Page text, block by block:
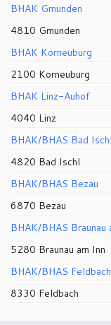
BHAK Gmunden
4810 Gmunden
BHAK Korneuburg
2100 Korneuburg
BHAK Linz-Auhof
4040 Linz
BHAK/BHAS Bad Ischl
4820 Bad Ischl
BHAK/BHAS Bezau
6870 Bezau
BHAK/BHAS Braunau
5280 Braunau am Inn
BHAK/BHAS Feldbach
8330 Feldbach